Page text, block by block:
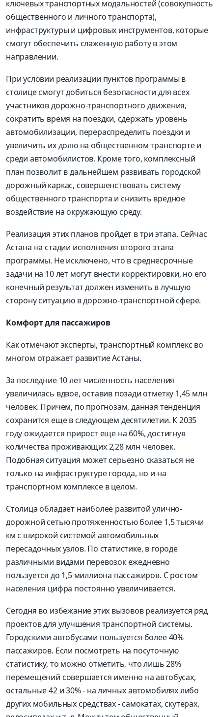
ключевых транспортных модальностей (совокупность
общественного и личного транспорта),
инфраструктуры и цифровых инструментов, которые
смогут обеспечить слаженную работу в этом
направлении.
При условии реализации пунктов программы в
столице смогут добиться безопасности для всех
участников дорожно-транспортного движения,
сократить время на поездки, сдержать уровень
автомобилизации, перераспределить поездки и
увеличить их долю на общественном транспорте и
среди автомобилистов. Кроме того, комплексный
план позволит в дальнейшем развивать городской
дорожный каркас, совершенствовать систему
общественного транспорта и снизить вредное
воздействие на окружающую среду.
Реализация этих планов пройдет в три этапа. Сейчас
Астана на стадии исполнения второго этапа
программы. Не исключено, что в среднесрочные
задачи на 10 лет могут внести корректировки, но его
конечный результат должен изменить в лучшую
сторону ситуацию в дорожно-транспортной сфере.
Комфорт для пассажиров
Как отмечают эксперты, транспортный комплекс во
многом отражает развитие Астаны.
За последние 10 лет численность населения
увеличилась вдвое, оставив позади отметку 1,45 млн
человек. Причем, по прогнозам, данная тенденция
сохранится еще в следующем десятилетии. К 2035
году ожидается прирост еще на 60%, достигнув
количества проживающих 2,28 млн человек.
Подобная ситуация может серьезно сказаться не
только на инфраструктуре города, но и на
транспортном комплексе в целом.
Столица обладает наиболее развитой улично-
дорожной сетью протяженностью более 1,5 тысячи
км с широкой системой автомобильных
пересадочных узлов. По статистике, в городе
различными видами перевозок ежедневно
пользуется до 1,5 миллиона пассажиров. С ростом
населения цифра постоянно увеличивается.
Сегодня во избежание этих вызовов реализуется ряд
проектов для улучшения транспортной системы.
Городскими автобусами пользуется более 40%
пассажиров. Если посмотреть на посуточную
статистику, то можно отметить, что лишь 28%
перемещений совершается именно на автобусах,
остальные 42 и 30% - на личных автомобилях либо
других мобильных средствах - самокатах, скутерах,